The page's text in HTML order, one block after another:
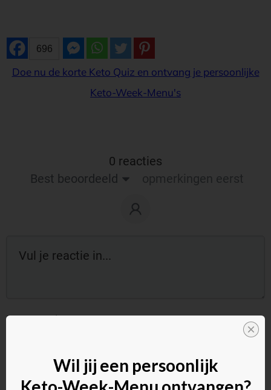
696
Doe nu de korte Keto Quiz en ontvang je persoonlijke
Keto-Week-Menu's
0 reacties
Best beoordeeld
opmerkingen eerst
Reageer als gast:
Wil jij een persoonlijk